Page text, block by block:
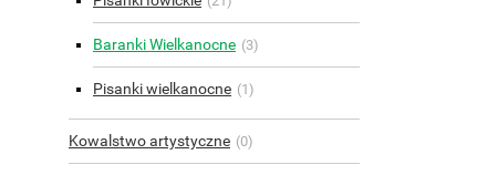
Baranki Wielkanocne (3)
Pisanki wielkanocne (1)
Kowalstwo artystyczne (0)